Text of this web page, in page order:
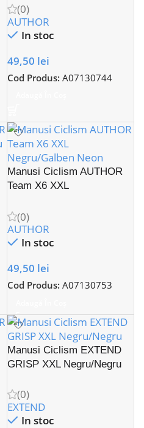
(0)
AUTHOR
In stoc
49,50 lei
Cod Produs:A07130744
Manusi Ciclism AUTHOR
Team X6 XXL
(0)
AUTHOR
In stoc
49,50 lei
Cod Produs:A07130753
Manusi Ciclism EXTEND
GRISP XXL Negru/Negru
(0)
EXTEND
In stoc